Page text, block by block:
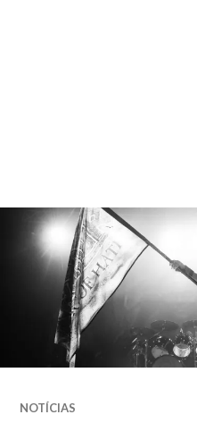
NOTÍCIAS